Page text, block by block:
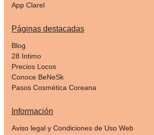
App Clarel
Páginas destacadas
Blog
28 Intimo
Precios Locos
Conoce BeNeSk
Pasos Cosmética Coreana
Información
Aviso legal y Condiciones de Uso Web